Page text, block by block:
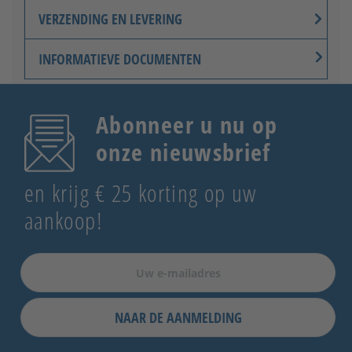
VERZENDING EN LEVERING
INFORMATIEVE DOCUMENTEN
Abonneer u nu op
onze nieuwsbrief
en krijg € 25 korting op uw
aankoop!
NAAR DE AANMELDING